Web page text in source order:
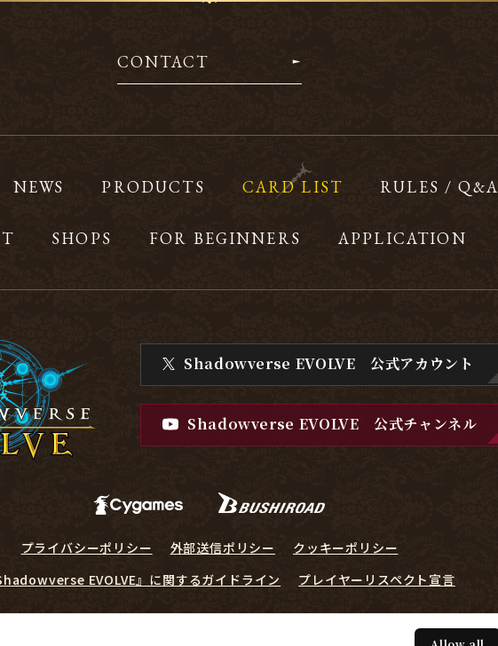
CONTACT
NEWS PRODUCTS CARD LIST RULES / Q&A
SHOPS FOR BEGINNERS APPLICATION
Shadowverse EVOLVE 公式アカウント
Shadowverse EVOLVE公式チャンネル
プライバシーポリシー 外部送信ポリシー
クッキーポリシー
EVOLVE』に関するガイドライン
プレイヤーリスペクト宣言